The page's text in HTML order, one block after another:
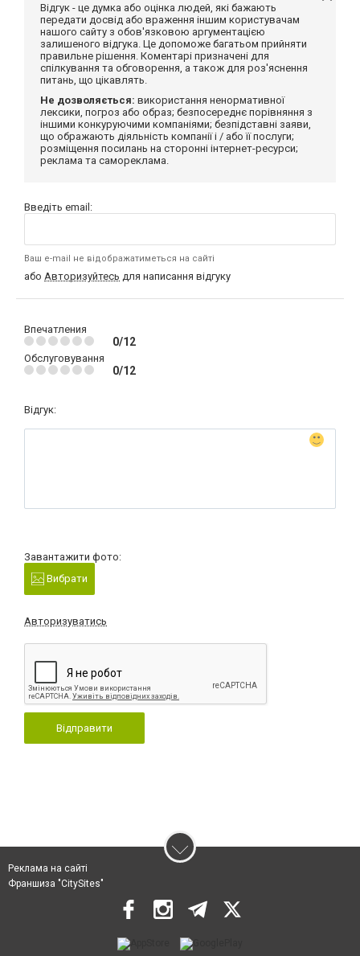
Відгук - це думка або оцінка людей, які бажають
передати досвід або враження іншим користувачам
нашого сайту з обов'язковою аргументацією
залишеного відгука. Це допоможе багатьом прийняти
правильне рішення. Коментарі призначені для
спілкування та обговорення, а також для роз'яснення
питань, що цікавлять.
Не дозволяється: використання ненормативної
лексики, погроз або образ; безпосереднє порівняння з
іншими конкуруючими компаніями; безпідставні заяви,
що ображають діяльність компанії і / або її послуги;
розміщення посилань на сторонні інтернет-ресурси;
реклама та самореклама.
Введіть email:
Ваш e-mail не відображатиметься на сайті
або Авторизуйтесь для написання відгуку
Впечатления
0/12
Обслуговування
0/12
Відгук:
Завантажити фото:
Вибрати
Авторизуватись
Відправити
Реклама на сайті
Франшиза "CitySites"